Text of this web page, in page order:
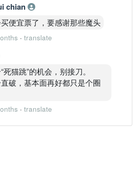
chian
便宜票了，要感谢那些魔头
· translate
死猫跳”的机会，别接刀。
破，基本面再好都只是个圈
· translate